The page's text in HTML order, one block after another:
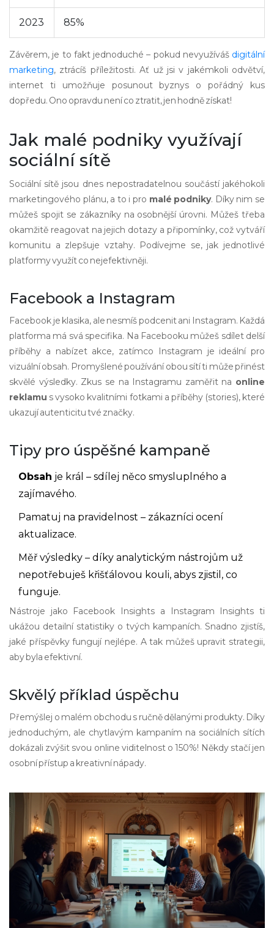
2023 85%
Závěrem, je to fakt jednoduché – pokud nevyužíváš digitální
marketing, ztrácíš příležitosti. Ať už jsi v jakémkoli odvětví,
internet ti umožňuje posunout byznys o pořádný kus
dopředu. Ono opravdu není co ztratit, jen hodně získat!
Jak malé podniky využívají
sociální sítě
Sociální sítě jsou dnes nepostradatelnou součástí jakéhokoli
marketingového plánu, a to i pro malé podniky. Díky nim se
můžeš spojit se zákazníky na osobnější úrovni. Můžeš třeba
okamžitě reagovat na jejich dotazy a připomínky, což vytváří
komunitu a zlepšuje vztahy. Podívejme se, jak jednotlivé
platformy využít co nejefektivněji.
Facebook a Instagram
Facebook je klasika, ale nesmíš podcenit ani Instagram. Každá
platforma má svá specifika. Na Facebooku můžeš sdílet delší
příběhy a nabízet akce, zatímco Instagram je ideální pro
vizuální obsah. Promyšlené používání obou sítí ti může přinést
skvělé výsledky. Zkus se na Instagramu zaměřit na online
reklamu s vysoko kvalitními fotkami a příběhy (stories), které
ukazují autenticitu tvé značky.
Tipy pro úspěšné kampaně
Obsah je král – sdílej něco smysluplného a
zajímavého.
Pamatuj na pravidelnost – zákazníci ocení
aktualizace.
Měř výsledky – díky analytickým nástrojům už
nepotřebuješ křišťálovou kouli, abys zjistil, co
funguje.
Nástroje jako Facebook Insights a Instagram Insights ti
ukážou detailní statistiky o tvých kampaních. Snadno zjistíš,
jaké příspěvky fungují nejlépe. A tak můžeš upravit strategii,
aby byla efektivní.
Skvělý příklad úspěchu
Přemýšlej o malém obchodu s ručně dělanými produkty. Díky
jednoduchým, ale chytlavým kampaním na sociálních sítích
dokázali zvýšit svou online viditelnost o 150%! Někdy stačí jen
osobní přístup a kreativní nápady.